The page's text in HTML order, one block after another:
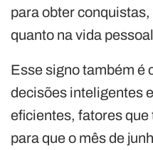
para obter
quanto na vida
Esse signo também é
decisões inteligentes
eficientes, fatores
para que o mês de